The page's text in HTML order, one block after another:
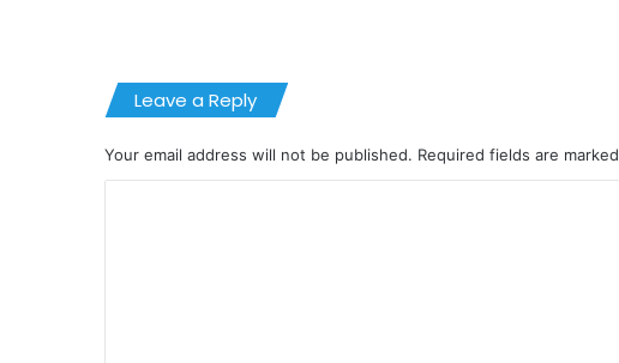
Leave a Reply
Your email address will not be published. Required fields are marked